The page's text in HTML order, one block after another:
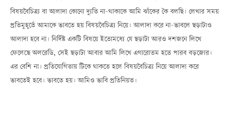
বিষয়বৈচিত্র্য বা আলাদা কোনো দ্যুতি না-থাকাকে আমি ঝাঁকের কৈ বলছি। লেখার সময়
প্রতিমুহূর্তে আমাকে ভাবতে হয় বিষয়বৈচিত্র্য নিয়ে। আলাদা করে না-ভাবলে ছড়াটাও
আলাদা হবে না। নির্দিষ্ট একটি বিষয়ে ইতোমধ্যে যে ছড়াটা আরও দশজনে লিখে
ফেলেছে অলরেডি, সেই ছড়াটা আবার আমি লিখে এগারোতম হতে পারব বড়জোর।
এর বেশি না। প্রতিযোগিতায় টিকে থাকতে হলে বিষয়বৈচিত্র্য নিয়ে আলাদা করে
ভাবতেই হবে। ভাবতে হয়। আমিও ভাবি প্রতিনিয়ত।